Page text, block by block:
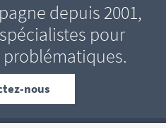
depuis 2001,
pour
nous